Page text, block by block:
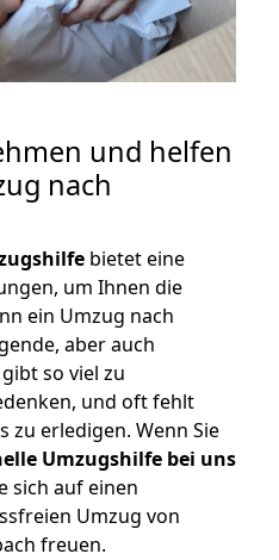
und helfen
nach
bietet eine
um Ihnen die
ein Umzug nach
aber auch
so viel zu
und oft fehlt
zu erledigen. Wenn Sie
Umzugshilfe bei uns
sich auf einen
Umzug von
freuen.